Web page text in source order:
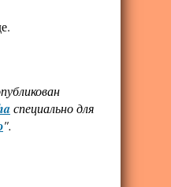
специально для
".